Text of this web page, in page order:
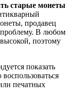
старые монеты
продавец
В любом
поэтому
показать
печатных